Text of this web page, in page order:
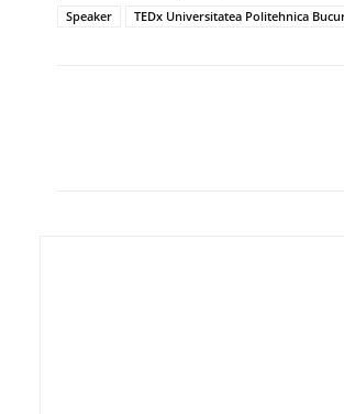
Speaker
TEDx Universitatea Politehnica